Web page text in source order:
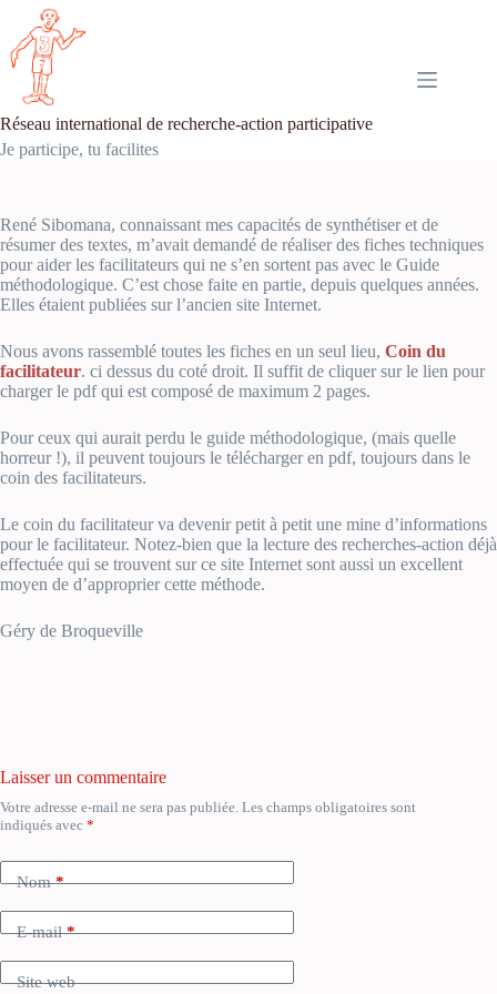
Passer
contenu
Réseau international de recherche-action participative
Je participe, tu facilites
René Sibomana, connaissant mes capacités de synthétiser et de
résumer des textes, m’avait demandé de réaliser des fiches techniques
pour aider les facilitateurs qui ne s’en sortent pas avec le Guide
méthodologique. C’est chose faite en partie, depuis quelques années.
Elles étaient publiées sur l’ancien site Internet.
Nous avons rassemblé toutes les fiches en un seul lieu, Coin du
facilitateur. ci dessus du coté droit. Il suffit de cliquer sur le lien pour
charger le pdf qui est composé de maximum 2 pages.
Pour ceux qui aurait perdu le guide méthodologique, (mais quelle
horreur !), il peuvent toujours le télécharger en pdf, toujours dans le
coin des facilitateurs.
Le coin du facilitateur va devenir petit à petit une mine d’informations
pour le facilitateur. Notez-bien que la lecture des recherches-action déjà
effectuée qui se trouvent sur ce site Internet sont aussi un excellent
moyen de d’approprier cette méthode.
Géry de Broqueville
Laisser un commentaire
Votre adresse e-mail ne sera pas publiée. Les champs obligatoires sont
indiqués avec *
Nom*
E-mail*
Site web
A
l
r
n
v